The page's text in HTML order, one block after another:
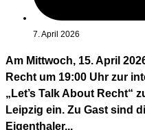
7. April 2026
Am Mittwoch, 15. April
Recht um 19:00 Uhr zur
„Let’s Talk About Recht“
Leipzig ein. Zu Gast sind
Eigenthaler...